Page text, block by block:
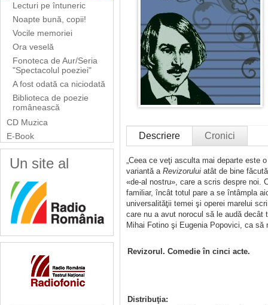
Lecturi pe întuneric
Noapte bună, copii!
Vocile memoriei
Ora veselă
Fonoteca de Aur/Seria
"Spectacolul poeziei"
A fost odată ca niciodată
Biblioteca de poezie
românească
CD Muzica
E-Book
Un site al
Descriere Cronici
„Ceea ce veţi asculta mai departe este
variantă a Revizorului atât de bine
«de-al nostru», care a scris despre noi.
familiar, încât totul pare a se întâmpla
universalităţii temei şi operei marelui
care nu a avut norocul să le audă decât
Mihai Fotino şi Eugenia Popovici, ca
Revizorul. Comedie în cinci acte.
Distribuţia: